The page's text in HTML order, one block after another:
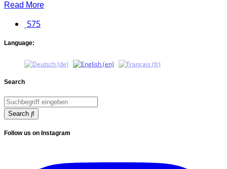
Read More
575
Language:
Search
Search
Follow us on Instagram